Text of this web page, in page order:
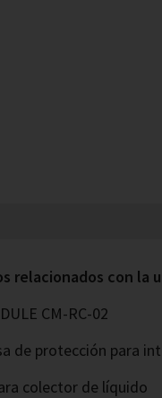
relacionados con la
CM-RC-02
de protección para
colector de líquido